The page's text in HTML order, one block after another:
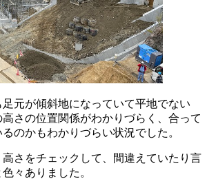
元が傾斜地になっていて平地でない
さの位置関係がわかりづらく、合って
のかもわかりづらい状況でした。
さをチェックして、間違えていたり言
々ありました。